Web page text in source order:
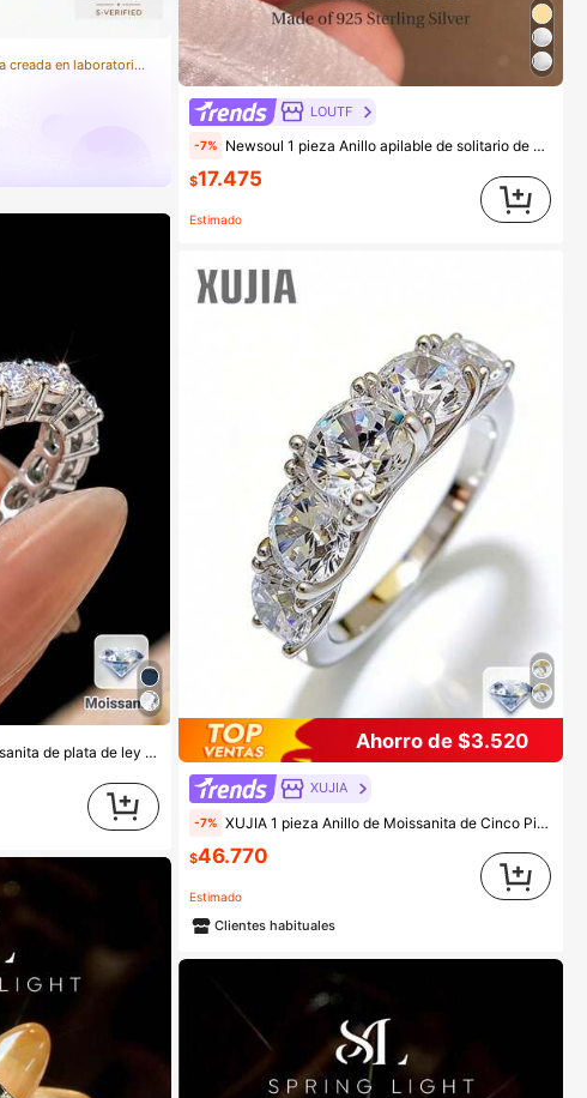
en Moissanita creada en laboratorio Anillos de bod
el Día de San Valentín, boda, compromiso, banquete y otras ocasiones
LOUTF
-7% Newsoul 1 pieza Anillo apilable de solitario de moissanita genuina, anillo de compromiso/boda de plata esterlina 925, joyería de moda para mujeres
$17.475
Estimado
Ahorro de $3.520
XUJIA
-7% XUJIA 1 pieza Anillo de Moissanita de Cinco Piedras para Mujeres 3.60CTW. Anillo de Compromiso de Plata de Ley 925 con Moissanita, Anillo de Boda de Aniversario, Joyas, Regalos
$46.770
Estimado
Clientes habituales